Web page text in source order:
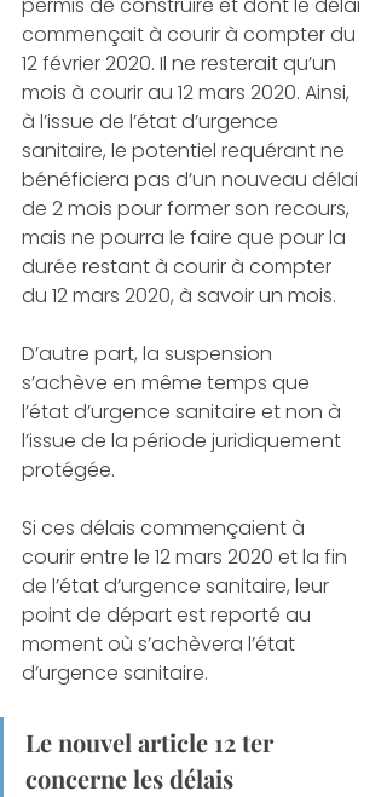
commençait à courir à compter du
12 février 2020. Il ne resterait qu’un
mois à courir au 12 mars 2020. Ainsi,
à l’issue de l’état d’urgence
sanitaire, le potentiel requérant ne
bénéficiera pas d’un nouveau délai
de 2 mois pour former son recours,
mais ne pourra le faire que pour la
durée restant à courir à compter
du 12 mars 2020, à savoir un mois.
D’autre part, la suspension
s’achève en même temps que
l’état d’urgence sanitaire et non à
l’issue de la période juridiquement
protégée.
Si ces délais commençaient à
courir entre le 12 mars 2020 et la fin
de l’état d’urgence sanitaire, leur
point de départ est reporté au
moment où s’achèvera l’état
d’urgence sanitaire.
Le nouvel article 12 ter
concerne les délais